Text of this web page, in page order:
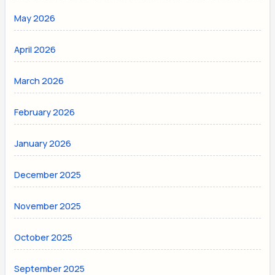
May 2026
April 2026
March 2026
February 2026
January 2026
December 2025
November 2025
October 2025
September 2025